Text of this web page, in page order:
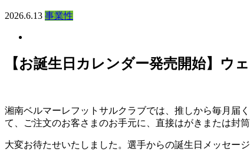
2026.6.13 事業性
【お誕生日カレンダー発売開始】ウ
湘南ベルマーレフットサルクラブでは、推しから毎月届
て、ご注文のお客さまのお手元に、直接はがきまたは封
大変お待たせいたしました。選手からの誕生日メッセー